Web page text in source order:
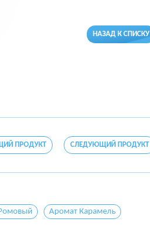
НАЗАД К СПИСКУ
ПРОДУКТ СЛЕДУЮЩИЙ ПРОДУКТ
Аромат Карамель